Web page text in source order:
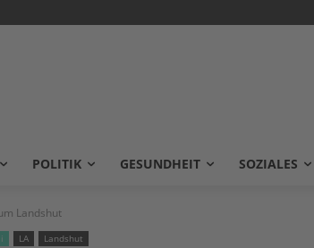
POLITIK GESUNDHEIT SOZIALES
Landshut
LA Landshut